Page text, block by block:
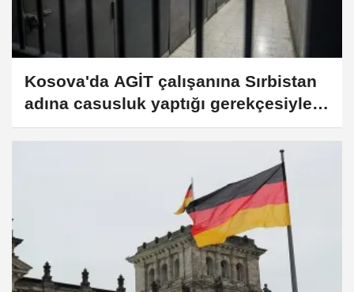
Kosova'da AGİT çalışanına Sırbistan
adına casusluk yaptığı gerekçesiyle 6
yıl hapis cezası